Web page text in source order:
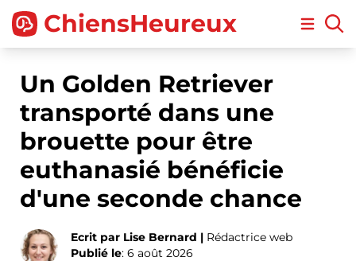
ChiensHeureux Open
Un Golden Retriever
transporté dans une
brouette pour être
euthanasié bénéficie
d'une seconde chance
Ecrit par Lise Bernard | Rédactrice web
Publié le: 6 août 2026